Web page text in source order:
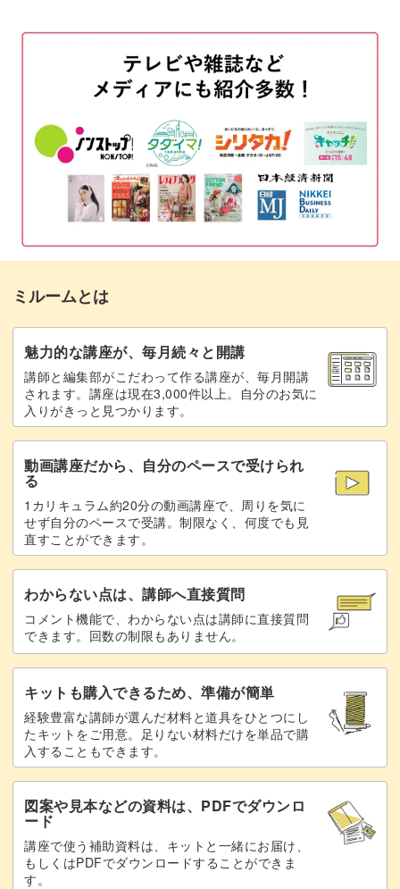
わっと優しげにしてくれます。
異なる雰囲気の花材をバランス良く立体的に入れていくコ
ツを学びましょう。
フラワーアレンジメントの基礎を学ぶと、ご自身のいろい
ろなアイデアで花いけを楽しめるようになりますよ。
レッスンで使う同じ生花＋ベース（花瓶）は、キットでご
注文もしていただけます。
みなさんも夏の花のなげいれを気軽に学んでみませんか。
デンファレをいける
アンスリウムをいける
タバリアファーンをいける 09:13
胡蝶蘭をいける
完成♪
ミルームとは
魅力的な講座が、毎月続々と開講
講師と編集部がこだわって作る講座が、毎月開講
されます。講座は現在3,000件以上。自分のお気に
入りがきっと見つかります。
動画講座だから、自分のペースで受けられ
る
1カリキュラム約20分の動画講座で、周りを気に
せず自分のペースで受講。制限なく、何度でも見
直すことができます。
わからない点は、講師へ直接質問
コメント機能で、わからない点は講師に直接質問
できます。回数の制限もありません。
キットも購入できるため、準備が簡単
経験豊富な講師が選んだ材料と道具をひとつにし
たキットをご用意。足りない材料だけを単品で購
入することもできます。
図案や見本などの資料は、PDFでダウンロ
ード
講座で使う補助資料は、キットと一緒にお届け、
もしくはPDFでダウンロードすることができま
す。